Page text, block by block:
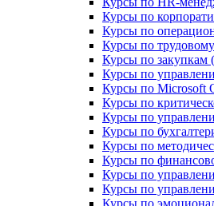
Курсы по
Курсы по
Курсы по
Курсы по закупкам
Курсы по
Курсы по Microsoft
Курсы по
Курсы по
Курсы по
Курсы по
Курсы по
Курсы по
Курсы по